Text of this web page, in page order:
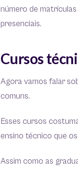
número de
presenciais.
Cursos
Agora vamos falar
comuns.
Esses cursos
ensino técnico que
Assim como as